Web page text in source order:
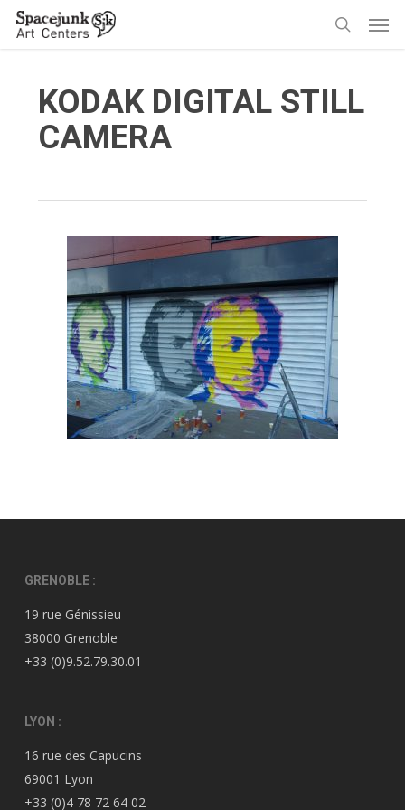
Skip
KODAK DIGITAL STILL
CAMERA
GRENOBLE :
19 rue Génissieu
38000 Grenoble
+33 (0)9.52.79.30.01
LYON :
16 rue des Capucins
69001 Lyon
+33 (0)4 78 72 64 02